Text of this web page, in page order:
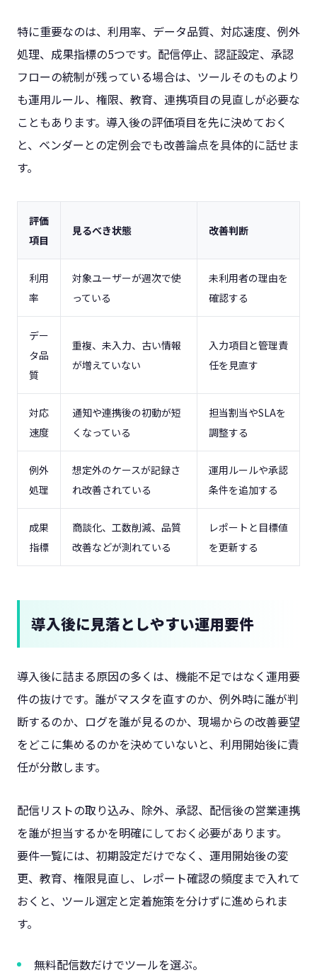
特に重要なのは、利用率、データ品質、対応速度、例外
処理、成果指標の5つです。配信停止、認証設定、承認
フローの統制が残っている場合は、ツールそのものより
も運用ルール、権限、教育、連携項目の見直しが必要な
こともあります。導入後の評価項目を先に決めておく
と、ベンダーとの定例会でも改善論点を具体的に話せま
す。
評価
項目
見るべき状態 改善判断
利用
率
対象ユーザーが週次で使
っている
未利用者の理由を
確認する
デー
タ品
質
重複、未入力、古い情報
が増えていない
入力項目と管理責
任を見直す
対応
速度
通知や連携後の初動が短
くなっている
担当割当やSLAを
調整する
例外
処理
想定外のケースが記録さ
れ改善されている
運用ルールや承認
条件を追加する
成果
指標
商談化、工数削減、品質
改善などが測れている
レポートと目標値
を更新する
導入後に見落としやすい運用要件
導入後に詰まる原因の多くは、機能不足ではなく運用要
件の抜けです。誰がマスタを直すのか、例外時に誰が判
断するのか、ログを誰が見るのか、現場からの改善要望
をどこに集めるのかを決めていないと、利用開始後に責
任が分散します。
配信リストの取り込み、除外、承認、配信後の営業連携
を誰が担当するかを明確にしておく必要があります。
要件一覧には、初期設定だけでなく、運用開始後の変
更、教育、権限見直し、レポート確認の頻度まで入れて
おくと、ツール選定と定着施策を分けずに進められま
す。
無料配信数だけでツールを選ぶ。